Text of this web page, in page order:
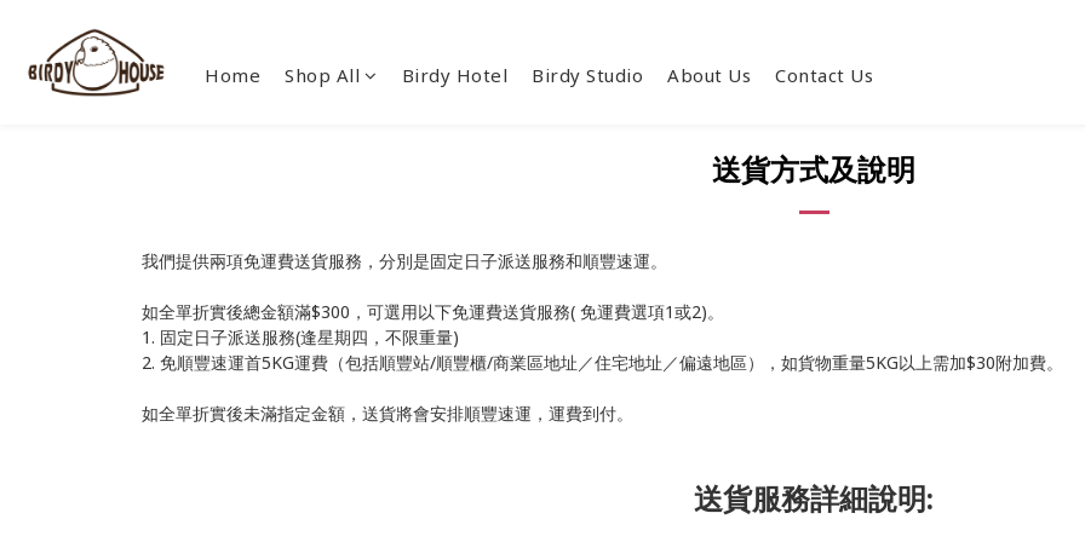
Home Shop All Birdy Hotel Birdy Studio About Us Contact Us
送貨方式及說明
我們提供兩項免運費送貨服務，分別是固定日子派送服務和順豐速運。
如全單折實後總金額滿$300，可選用以下免運費送貨服務( 免運費選項1或2)。
1. 固定日子派送服務(逢星期四，不限重量)
2. 免順豐速運首5KG運費（包括順豐站/順豐櫃/商業區地址／住宅地址／偏遠地區），如貨物重量5KG以上需加$30附加費。
如全單折實後未滿指定金額，送貨將會安排順豐速運，運費到付。
送貨服務詳細說明: